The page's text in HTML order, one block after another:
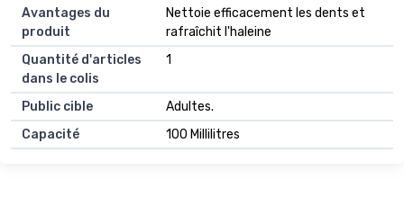
Avantages du
produit
Nettoie efficacement les dents et
rafraîchit l'haleine
Quantité d'articles
dans le colis
1
Public cible
Adultes.
Capacité
100 Millilitres